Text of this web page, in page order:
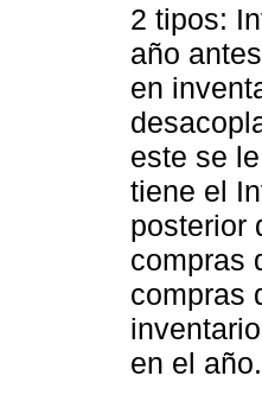
2 tipos:
año
en
este se
tiene el
posterior
compras
compras
en el año.